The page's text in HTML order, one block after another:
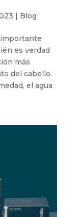
| Blog
es verdad
más
del cabello.
el agua